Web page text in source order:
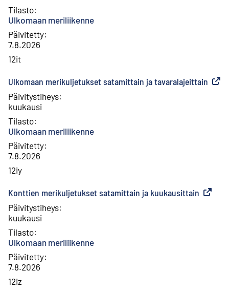
Tilasto:
Ulkomaan meriliikenne
Päivitetty:
7.8.2026
12it
Ulkomaan merikuljetukset satamittain ja tavaralajeittain
Päivitystiheys:
kuukausi
Tilasto:
Ulkomaan meriliikenne
Päivitetty:
7.8.2026
12iy
Konttien merikuljetukset satamittain ja kuukausittain
Päivitystiheys:
kuukausi
Tilasto:
Ulkomaan meriliikenne
Päivitetty:
7.8.2026
12iz